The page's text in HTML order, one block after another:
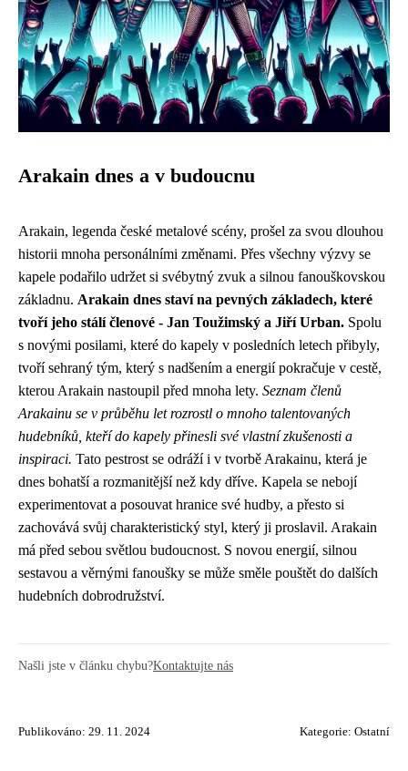
Arakain dnes a v budoucnu
Arakain, legenda české metalové scény, prošel za svou dlouhou
historii mnoha personálními změnami. Přes všechny výzvy se
kapele podařilo udržet si svébytný zvuk a silnou fanouškovskou
základnu. Arakain dnes staví na pevných základech, které
tvoří jeho stálí členové - Jan Toužimský a Jiří Urban. Spolu
s novými posilami, které do kapely v posledních letech přibyly,
tvoří sehraný tým, který s nadšením a energií pokračuje v cestě,
kterou Arakain nastoupil před mnoha lety. Seznam členů
Arakainu se v průběhu let rozrostl o mnoho talentovaných
hudebníků, kteří do kapely přinesli své vlastní zkušenosti a
inspiraci. Tato pestrost se odráží i v tvorbě Arakainu, která je
dnes bohatší a rozmanitější než kdy dříve. Kapela se nebojí
experimentovat a posouvat hranice své hudby, a přesto si
zachovává svůj charakteristický styl, který ji proslavil. Arakain
má před sebou světlou budoucnost. S novou energií, silnou
sestavou a věrnými fanoušky se může směle pouštět do dalších
hudebních dobrodružství.
Našli jste v článku chybu?Kontaktujte nás
Publikováno: 29. 11. 2024 Kategorie: Ostatní